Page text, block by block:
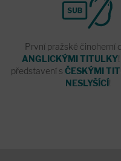
První pražské činoherní
ANGLICKÝMI TITULKY
představení sČESKÝMI
NESLYŠÍCÍ!